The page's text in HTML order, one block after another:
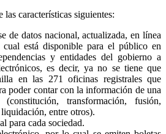
características siguientes:
de datos nacional, actualizada, en línea
está disponible para el público en
y entidades del gobierno a
es decir, ya no se tiene que
en las 271 oficinas registrales que
poder contar con la información de una
(constitución, transformación, fusión,
entre otros).
para cada sociedad.